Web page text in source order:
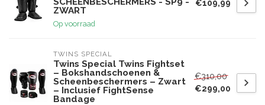
ZWART
Op voorraad
€109,99
TWINS SPECIAL
Twins Special Twins Fightset
– Bokshandschoenen &
Scheenbeschermers – Zwart
– Inclusief FightSense
Bandage
€310,00
€299,00